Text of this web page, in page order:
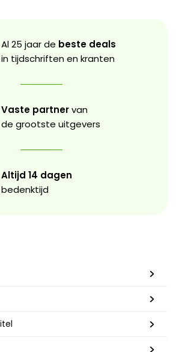
Al 25 jaar de beste deals
in tijdschriften en kranten
Vaste partnervan
de grootste uitgevers
Altijd 14 dagen
bedenktijd